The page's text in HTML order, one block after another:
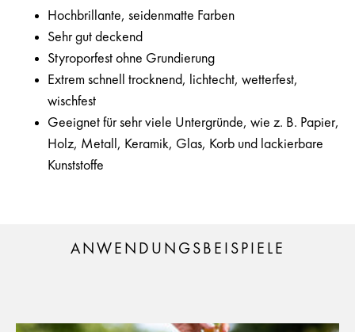
Hochbrillante, seidenmatte Farben
Sehr gut deckend
Styroporfest ohne Grundierung
Extrem schnell trocknend, lichtecht, wetterfest,
wischfest
Geeignet für sehr viele Untergründe, wie z. B. Papier,
Holz, Metall, Keramik, Glas, Korb und lackierbare
Kunststoffe
ANWENDUNGSBEISPIELE